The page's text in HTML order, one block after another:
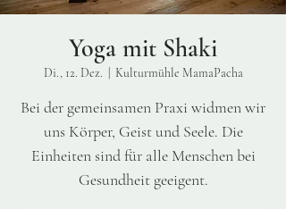
Yoga mit Shaki
Di., 12. Dez. Kulturmühle MamaPacha
Bei der gemeinsamen Praxi widmen wir
uns Körper, Geist und Seele. Die
Einheiten sind für alle Menschen bei
Gesundheit geeigent.